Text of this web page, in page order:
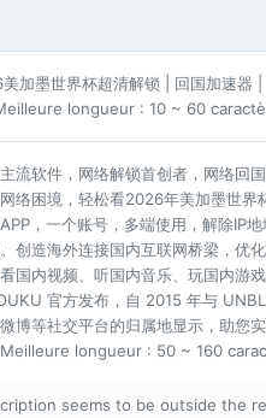
加墨世界杯超清解锁 | 回国加速器 |
longueur : 10 ~ 60
流软件，网络解锁首创者，网络回
络困境，轻松看2026年美加墨世
，一个账号，多端使用，解除IP
创造海外连接国内互联网桥梁，优
国内视频、听国内音乐、玩国内游
官方发布，自 2015 年与
博等社交平台的归属地显示，助您
longueur : 50 ~ 160
seems to be outside the